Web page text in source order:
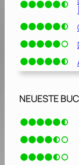
NEUESTE